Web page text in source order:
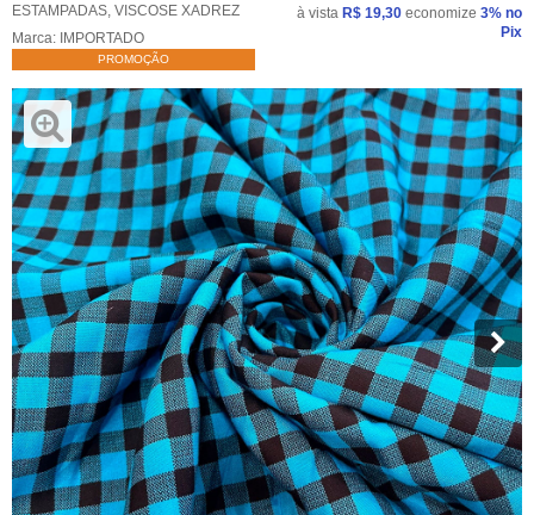
ESTAMPADAS, VISCOSE XADREZ
Marca: IMPORTADO
PROMOÇÃO
à vista R$ 19,30 economize 3% no
Pix